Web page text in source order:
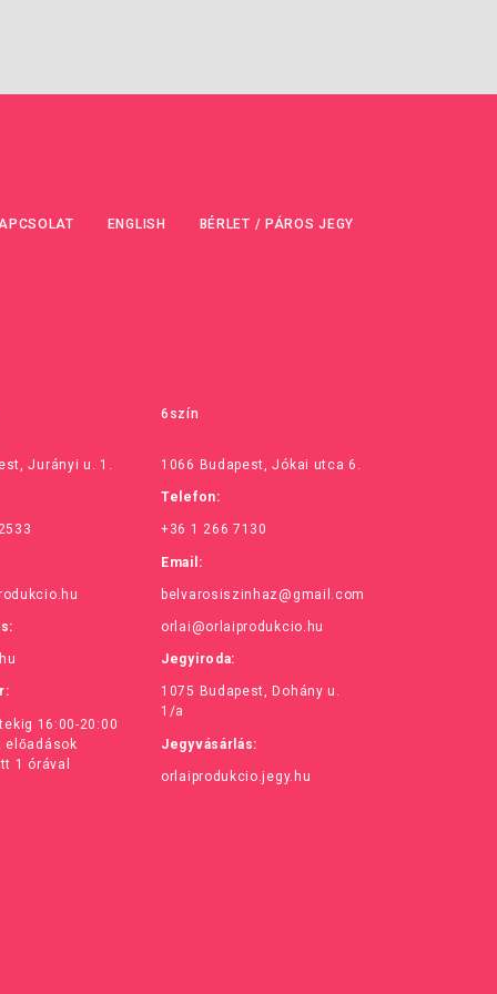
ENGLISH BÉRLET / PÁROS JEGY
Jurányi u. 1.
16:00-20:00
előadások
1 órával
6szín
1066 Budapest, Jókai utca 6.
Telefon:
+36 1 266 7130
Email:
belvarosiszinhaz@gmail.com
orlai@orlaiprodukcio.hu
Jegyiroda:
1075 Budapest, Dohány u.
1/a
Jegyvásárlás:
orlaiprodukcio.jegy.hu